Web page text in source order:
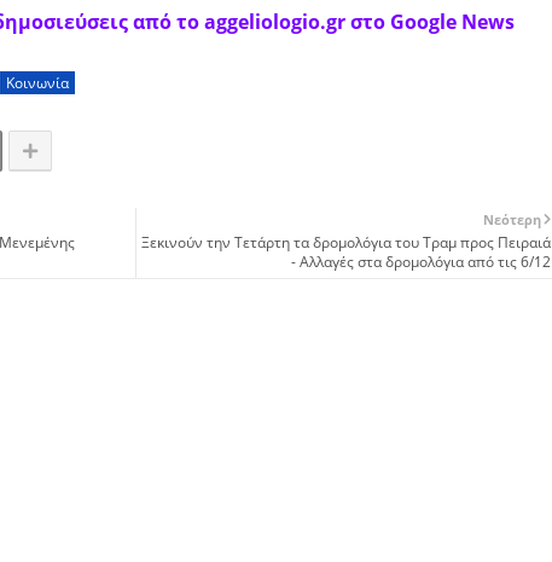
από το aggeliologio.gr στο Google News
Κοινωνία
Νεότερη
Ξεκινούν την Τετάρτη τα δρομολόγια του Τραμ προς Πειραιά
- Αλλαγές στα δρομολόγια από τις 6/12